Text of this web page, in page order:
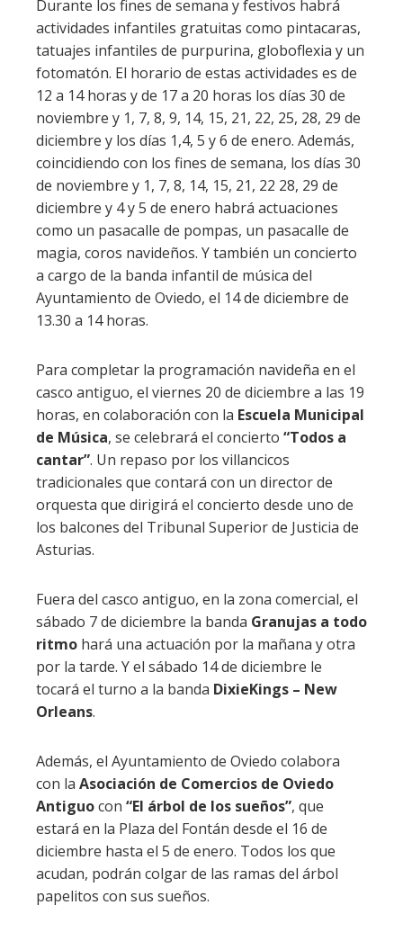
Durante los fines de semana y festivos habrá
actividades infantiles gratuitas como pintacaras,
tatuajes infantiles de purpurina, globoflexia y un
fotomatón. El horario de estas actividades es de
12 a 14 horas y de 17 a 20 horas los días 30 de
noviembre y 1, 7, 8, 9, 14, 15, 21, 22, 25, 28, 29 de
diciembre y los días 1,4, 5 y 6 de enero. Además,
coincidiendo con los fines de semana, los días 30
de noviembre y 1, 7, 8, 14, 15, 21, 22 28, 29 de
diciembre y 4 y 5 de enero habrá actuaciones
como un pasacalle de pompas, un pasacalle de
magia, coros navideños. Y también un concierto
a cargo de la banda infantil de música del
Ayuntamiento de Oviedo, el 14 de diciembre de
13.30 a 14 horas.
Para completar la programación navideña en el
casco antiguo, el viernes 20 de diciembre a las 19
horas, en colaboración con la Escuela Municipal
de Música, se celebrará el concierto “Todos a
cantar”. Un repaso por los villancicos
tradicionales que contará con un director de
orquesta que dirigirá el concierto desde uno de
los balcones del Tribunal Superior de Justicia de
Asturias.
Fuera del casco antiguo, en la zona comercial, el
sábado 7 de diciembre la banda Granujas a todo
ritmo hará una actuación por la mañana y otra
por la tarde. Y el sábado 14 de diciembre le
tocará el turno a la banda DixieKings – New
Orleans.
Además, el Ayuntamiento de Oviedo colabora
con la Asociación de Comercios de Oviedo
Antiguocon “El árbol de los sueños”, que
estará en la Plaza del Fontán desde el 16 de
diciembre hasta el 5 de enero. Todos los que
acudan, podrán colgar de las ramas del árbol
papelitos con sus sueños.